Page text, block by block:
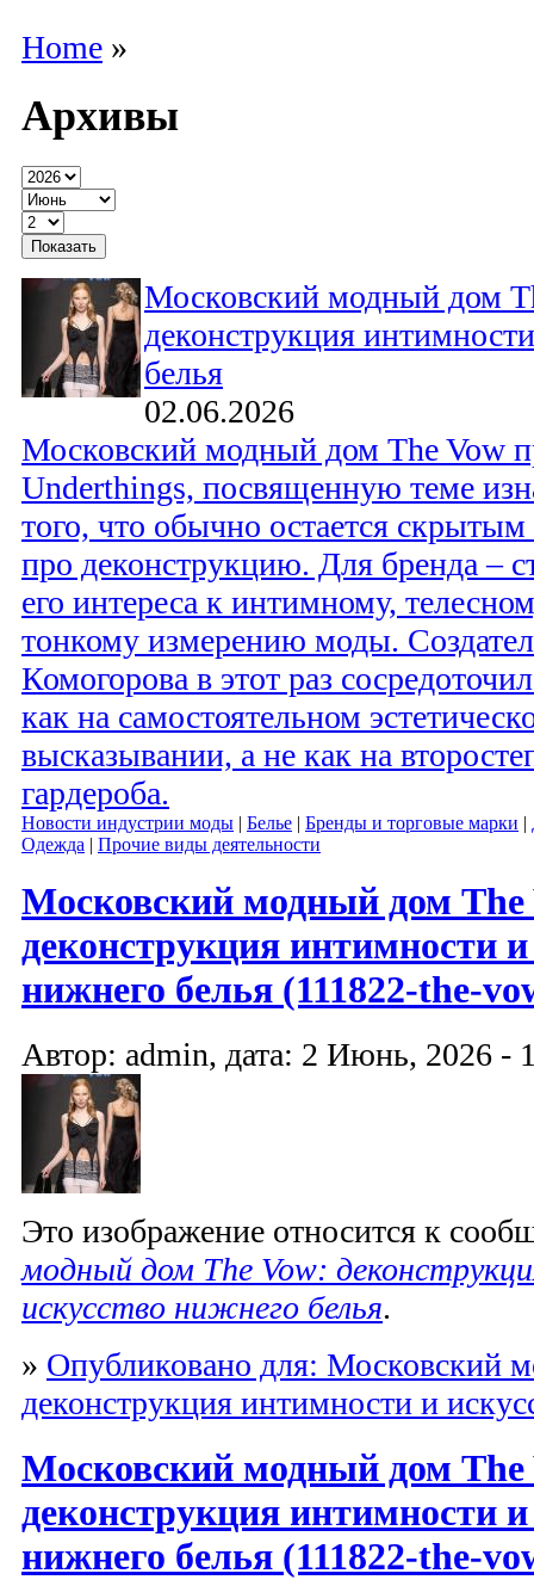
Home »
Архивы
Московский модный дом
деконструкция
белья
02.06.2026
Московский модный дом The Vow
Underthings, посвященную теме
того, что обычно остается скрытым
про деконструкцию. Для бренда –
его интереса к интимному,
тонкому измерению моды.
Комогорова в этот раз
как на самостоятельном
высказывании, а не как на
гардероба.
Новости индустрии моды | Белье | Бренды и торговые марки |
Одежда | Прочие виды деятельности
Московский модный дом The
деконструкция интимности и
нижнего белья (111822-the-
Автор: admin, дата: 2 Июнь, 2026 -
Это изображение относится к
модный дом The Vow:
искусство нижнего белья.
» Опубликовано для: Московский
деконструкция интимности и
Московский модный дом The
деконструкция интимности и
нижнего белья (111822-the-